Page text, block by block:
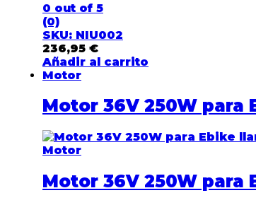
0 out of 5
(0)
SKU: NIU002
236,95 €
Añadir al carrito
Motor
Motor 36V 250W
Motor
Motor 36V 250W